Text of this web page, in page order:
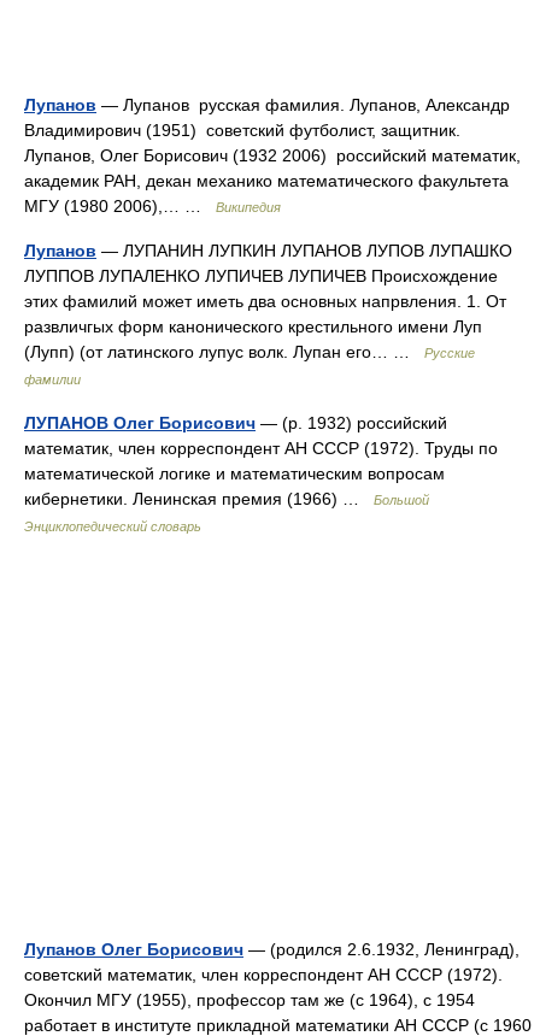
Лупанов — Лупанов русская фамилия. Лупанов, Александр
Владимирович (1951) советский футболист, защитник.
Лупанов, Олег Борисович (1932 2006) российский математик,
академик РАН, декан механико математического факультета
МГУ (1980 2006),… …
Википедия
Лупанов — ЛУПАНИН ЛУПКИН ЛУПАНОВ ЛУПОВ ЛУПАШКО
ЛУППОВ ЛУПАЛЕНКО ЛУПИЧЕВ ЛУПИЧЕВ Происхождение
этих фамилий может иметь два основных напрвления. 1. От
развличгых форм канонического крестильного имени Лyп
(Лупп) (от латинского лупус волк. Лупан его… …
Русские
фамилии
ЛУПАНОВ Олег Борисович — (р. 1932) российский
математик, член корреспондент АН СССР (1972). Труды по
математической логике и математическим вопросам
кибернетики. Ленинская премия (1966) …
Большой
Энциклопедический словарь
Лупанов Олег Борисович — (родился 2.6.1932, Ленинград),
советский математик, член корреспондент АН СССР (1972).
Окончил МГУ (1955), профессор там же (с 1964), с 1954
работает в институте прикладной математики АН СССР (с 1960